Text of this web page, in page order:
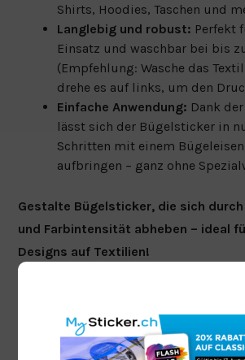
Shirts, Hoodies, Taschen und
Langlebig und robust: Perfekt
Einsatz und waschbar bei bis
(Empfehlung: Wasche das
drehe es auf links, um den
Einfache Anwendung: Dank
lässt sich der Bügelsticker in
Schritten mit einem
aufbringen – ganz ohne
Gestalte Bügelsticker, die sich
und Farbintensität abheben – ideal
Designs auf Textilien!
gewährleisten. Beachte, dass weisse
Datei gedruckt werden. Solltest Du